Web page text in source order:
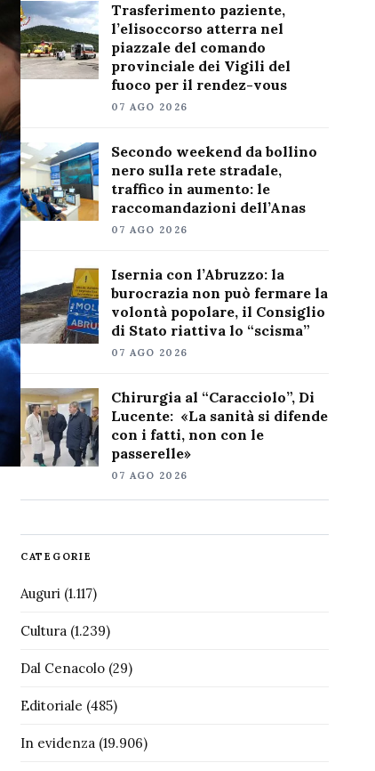
Trasferimento paziente,
l’elisoccorso atterra nel
piazzale del comando
provinciale dei Vigili del
fuoco per il rendez-vous
07 AGO 2026
Secondo weekend da bollino
nero sulla rete stradale,
traffico in aumento: le
raccomandazioni dell’Anas
07 AGO 2026
Isernia con l’Abruzzo: la
burocrazia non può fermare la
volontà popolare, il Consiglio
di Stato riattiva lo “scisma”
07 AGO 2026
Chirurgia al “Caracciolo”, Di
Lucente: «La sanità si difende
con i fatti, non con le
passerelle»
07 AGO 2026
CATEGORIE
Auguri(1.117)
Cultura(1.239)
Dal Cenacolo(29)
Editoriale (485)
In evidenza(19.906)